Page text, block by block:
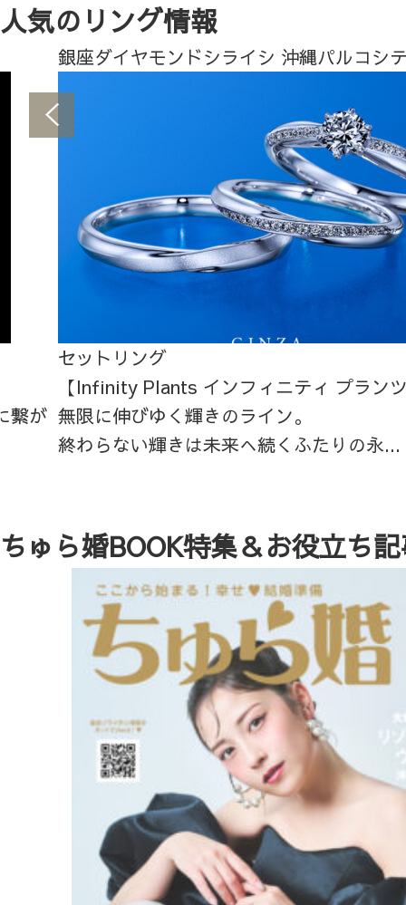
人気のリング情報
繋が
銀座ダイヤモンドシライシ 沖縄パルコシ
セットリング
【Infinity Plants インフィニティ プラン
無限に伸びゆく輝きのライン。
終わらない輝きは未来へ続くふたりの永...
ちゅら婚BOOK特集＆お役立ち